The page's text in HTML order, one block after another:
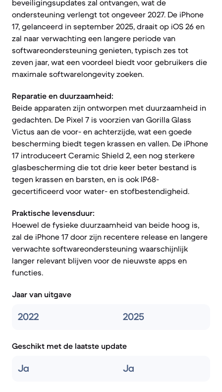
beveiligingsupdates zal ontvangen, wat de
ondersteuning verlengt tot ongeveer 2027. De iPhone
17, gelanceerd in september 2025, draait op iOS 26 en
zal naar verwachting een langere periode van
softwareondersteuning genieten, typisch zes tot
zeven jaar, wat een voordeel biedt voor gebruikers die
maximale softwarelongevity zoeken.
Reparatie en duurzaamheid:
Beide apparaten zijn ontworpen met duurzaamheid in
gedachten. De Pixel 7 is voorzien van Gorilla Glass
Victus aan de voor- en achterzijde, wat een goede
bescherming biedt tegen krassen en vallen. De iPhone
17 introduceert Ceramic Shield 2, een nog sterkere
glasbescherming die tot drie keer beter bestand is
tegen krassen en barsten, en is ook IP68-
gecertificeerd voor water- en stofbestendigheid.
Praktische levensduur:
Hoewel de fysieke duurzaamheid van beide hoog is,
zal de iPhone 17 door zijn recentere release en langere
verwachte softwareondersteuning waarschijnlijk
langer relevant blijven voor de nieuwste apps en
functies.
Jaar van uitgave
2022 2025
Geschikt met de laatste update
Ja Ja